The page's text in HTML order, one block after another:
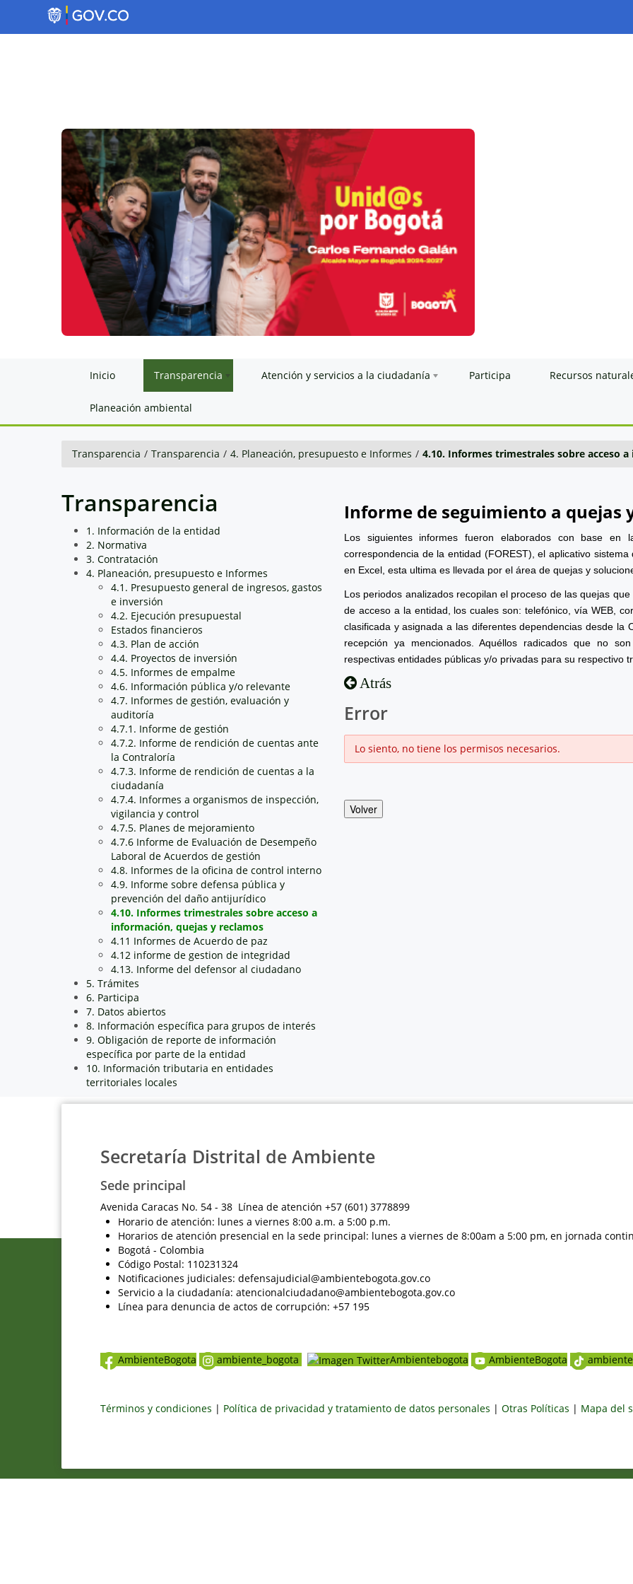
Inicio Transparencia Atención y servicios a la ciudadanía Participa Recursos
Planeación ambiental
Transparencia / Transparencia / 4. Planeación, presupuesto e Informes / 4.10. Informes trimestrales sobre acceso
Transparencia
1. Información de la entidad
2. Normativa
3. Contratación
4. Planeación, presupuesto e Informes
4.1. Presupuesto general de ingresos, gastos
e inversión
4.2. Ejecución presupuestal
Estados financieros
4.3. Plan de acción
4.4. Proyectos de inversión
4.5. Informes de empalme
4.6. Información pública y/o relevante
4.7. Informes de gestión, evaluación y
auditoría
4.7.1. Informe de gestión
4.7.2. Informe de rendición de cuentas ante
la Contraloría
4.7.3. Informe de rendición de cuentas a la
ciudadanía
4.7.4. Informes a organismos de inspección,
vigilancia y control
4.7.5. Planes de mejoramiento
4.7.6 Informe de Evaluación de Desempeño
Laboral de Acuerdos de gestión
4.8. Informes de la oficina de control interno
4.9. Informe sobre defensa pública y
prevención del daño antijurídico
4.10. Informes trimestrales sobre acceso a
información, quejas y reclamos
4.11 Informes de Acuerdo de paz
4.12 informe de gestion de integridad
4.13. Informe del defensor al ciudadano
5. Trámites
6. Participa
7. Datos abiertos
8. Información específica para grupos de interés
9. Obligación de reporte de información
específica por parte de la entidad
10. Información tributaria en entidades
territoriales locales
Informe de seguimiento a quejas
Los siguientes informes fueron elaborados con base
correspondencia de la entidad (FOREST), el aplicativo
en Excel, esta ultima es llevada por el área de quejas y
Los periodos analizados recopilan el proceso de las quejas
de acceso a la entidad, los cuales son: telefónico, vía WEB,
clasificada y asignada a las diferentes dependencias desde
recepción ya mencionados. Aquéllos radicados que no
respectivas entidades públicas y/o privadas para su respectivo
Atrás
Error
Lo siento, no tiene los permisos necesarios.
Volver
Secretaría Distrital de Ambiente
Sede principal
Avenida Caracas No. 54 - 38 Línea de atención +57 (601) 3778899
Horario de atención: lunes a viernes 8:00 a.m. a 5:00 p.m.
Horarios de atención presencial en la sede principal: lunes a viernes de 8:00am a 5:00 pm, en jornada
Bogotá - Colombia
Código Postal: 110231324
Notificaciones judiciales: defensajudicial@ambientebogota.gov.co
Servicio a la ciudadanía: atencionalciudadano@ambientebogota.gov.co
Línea para denuncia de actos de corrupción: +57 195
AmbienteBogota ambiente_bogota Ambientebogota AmbienteBogota
Términos y condiciones | Política de privacidad y tratamiento de datos personales | Otras Políticas | Mapa del